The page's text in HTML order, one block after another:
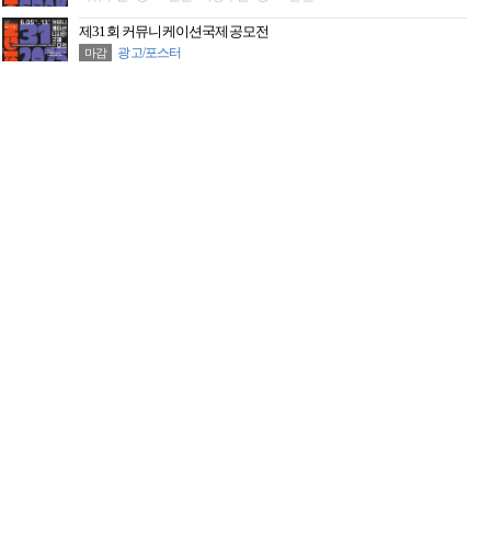
제31회 커뮤니케이션국제공모전
마감
광고/포스터